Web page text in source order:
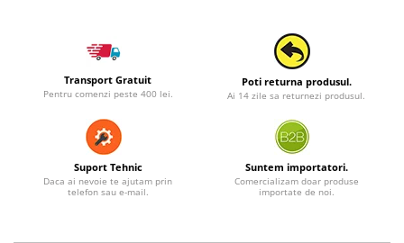
Transport Gratuit
Pentru comenzi peste 400 lei.
Poti returna produsul.
Ai 14 zile sa returnezi produsul.
Suport Tehnic
Daca ai nevoie te ajutam prin
telefon sau e-mail.
Suntem importatori.
Comercializam doar produse
importate de noi.